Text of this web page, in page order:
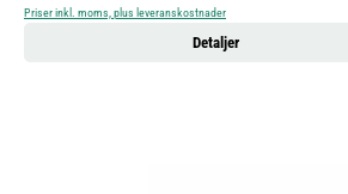
Priser inkl. moms, plus leveranskostnader
Detaljer